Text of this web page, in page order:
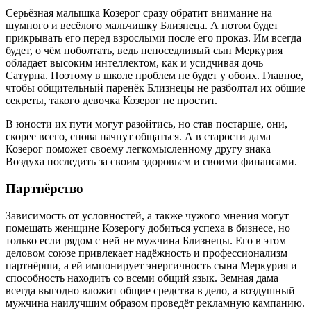
Серьёзная малышка Козерог сразу обратит внимание на
шумного и весёлого мальчишку Близнеца. А потом будет
прикрывать его перед взрослыми после его проказ. Им всегда
будет, о чём поболтать, ведь непоседливый сын Меркурия
обладает высоким интеллектом, как и усидчивая дочь
Сатурна. Поэтому в школе проблем не будет у обоих. Главное,
чтобы общительный паренёк Близнецы не разболтал их общие
секреты, такого девочка Козерог не простит.
В юности их пути могут разойтись, но став постарше, они,
скорее всего, снова начнут общаться. А в старости дама
Козерог поможет своему легкомысленному другу знака
Воздуха последить за своим здоровьем и своими финансами.
Партнёрство
Зависимость от условностей, а также чужого мнения могут
помешать женщине Козерогу добиться успеха в бизнесе, но
только если рядом с ней не мужчина Близнецы. Его в этом
деловом союзе привлекает надёжность и профессионализм
партнёрши, а ей импонирует энергичность сына Меркурия и
способность находить со всеми общий язык. Земная дама
всегда выгодно вложит общие средства в дело, а воздушный
мужчина наилучшим образом проведёт рекламную кампанию.